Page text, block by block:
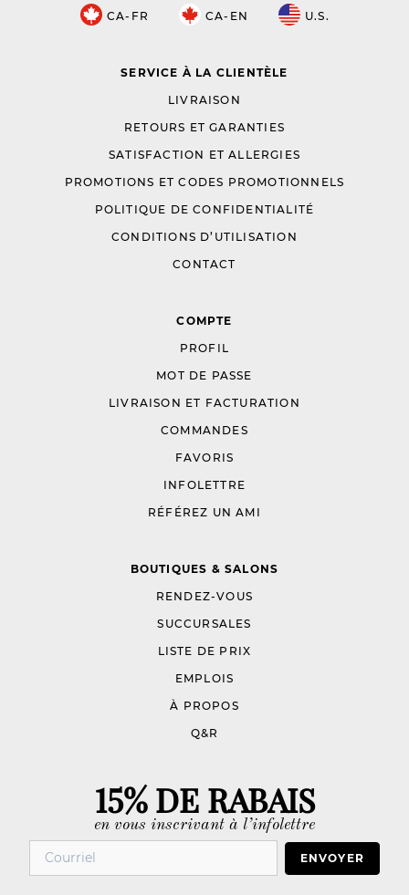
CA-FR CA-EN U.S.
SERVICE À LA CLIENTÈLE
LIVRAISON
RETOURS ET GARANTIES
SATISFACTION ET ALLERGIES
PROMOTIONS ET CODES PROMOTIONNELS
POLITIQUE DE CONFIDENTIALITÉ
CONDITIONS D’UTILISATION
CONTACT
COMPTE
PROFIL
MOT DE PASSE
LIVRAISON ET FACTURATION
COMMANDES
FAVORIS
INFOLETTRE
RÉFÉREZ UN AMI
BOUTIQUES & SALONS
RENDEZ-VOUS
SUCCURSALES
LISTE DE PRIX
EMPLOIS
À PROPOS
Q&R
15% DE RABAIS
en vous inscrivant à l’infolettre
ENVOYER